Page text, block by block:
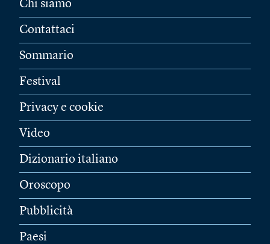
Chi siamo
Contattaci
Sommario
Festival
Privacy e cookie
Video
Dizionario italiano
Oroscopo
Pubblicità
Paesi